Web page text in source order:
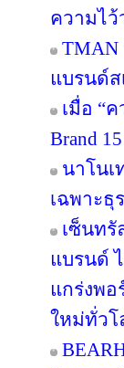
ความไว้
TMAN
แบรนด์ส
เมื่อ “
Brand
นาโนเ
เฉพาะธุ
เซ็นทรั
แบรนด์
แกร่งพอ
ใหม่ทั่วโ